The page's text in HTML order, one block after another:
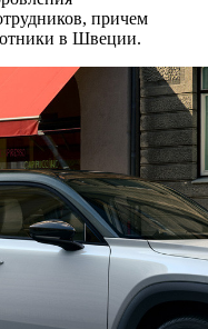
причем
в Швеции.